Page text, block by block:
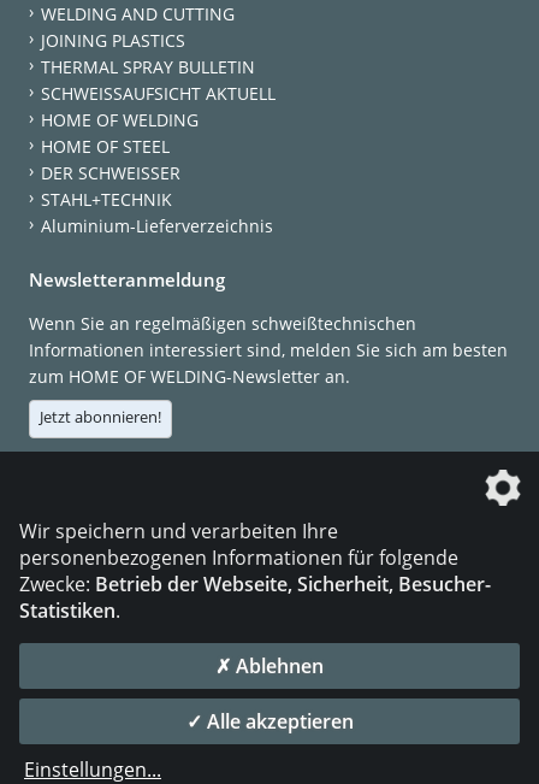
WELDING AND CUTTING
JOINING PLASTICS
THERMAL SPRAY BULLETIN
SCHWEISSAUFSICHT AKTUELL
HOME OF WELDING
HOME OF STEEL
DER SCHWEISSER
STAHL+TECHNIK
Aluminium-Lieferverzeichnis
Newsletteranmeldung
Wenn Sie an regelmäßigen schweißtechnischen
Informationen interessiert sind, melden Sie sich am besten
zum HOME OF WELDING-Newsletter an.
Jetzt abonnieren!
Die DVS Media GmbH ist ein Unternehmen der
© 2026 DVS Media GmbH
Datenschutzeinstellungen
die profilschmiede - Internetagentur
Wir speichern und verarbeiten Ihre
personenbezogenen Informationen für folgende
Zwecke: Betrieb der Webseite, Sicherheit, Besucher-
Statistiken.
✗ Ablehnen
✓ Alle akzeptieren
Einstellungen...